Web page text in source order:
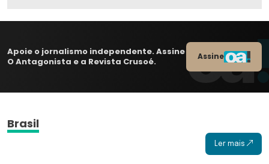
Apoie o jornalismo independente. Assine
O Antagonista e a Revista Crusoé.
Assine
Brasil
Ler mais